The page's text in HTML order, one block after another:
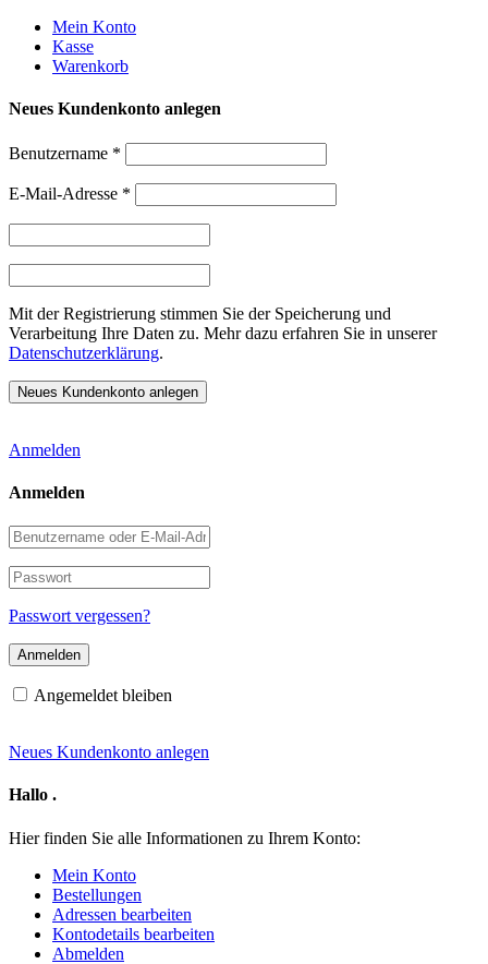
Weiter
zum
Inhalt
Mein Konto
Kasse
Warenkorb
Neues Kundenkonto anlegen
Benutzername *
E-Mail-Adresse *
Mit der Registrierung stimmen Sie der Speicherung und
Verarbeitung Ihre Daten zu. Mehr dazu erfahren Sie in unserer
Datenschutzerklärung.
Anmelden
Anmelden
Benutzername
oder
E-
Mail-
Adresse
Passwort
Passwort vergessen?
Angemeldet bleiben
Neues Kundenkonto anlegen
Hallo .
Hier finden Sie alle Informationen zu Ihrem Konto:
Mein Konto
Bestellungen
Adressen bearbeiten
Kontodetails bearbeiten
Abmelden